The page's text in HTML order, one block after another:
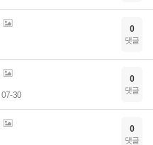
0
댓글
07-30
0
댓글
0
댓글